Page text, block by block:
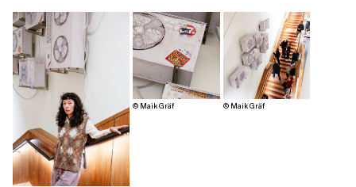
© Maik Gräf © Maik Gräf